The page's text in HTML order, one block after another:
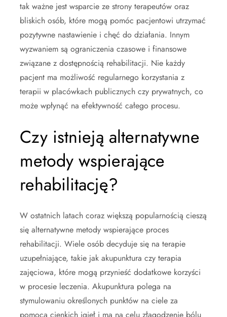
tak ważne jest wsparcie ze strony terapeutów oraz
bliskich osób, które mogą pomóc pacjentowi utrzymać
pozytywne nastawienie i chęć do działania. Innym
wyzwaniem są ograniczenia czasowe i finansowe
związane z dostępnością rehabilitacji. Nie każdy
pacjent ma możliwość regularnego korzystania z
terapii w placówkach publicznych czy prywatnych, co
może wpłynąć na efektywność całego procesu.
Czy istnieją alternatywne
metody wspierające
rehabilitację?
W ostatnich latach coraz większą popularnością cieszą
się alternatywne metody wspierające proces
rehabilitacji. Wiele osób decyduje się na terapie
uzupełniające, takie jak akupunktura czy terapia
zajęciowa, które mogą przynieść dodatkowe korzyści
w procesie leczenia. Akupunktura polega na
stymulowaniu określonych punktów na ciele za